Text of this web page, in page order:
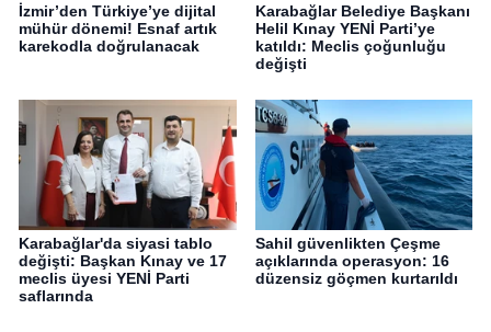
İzmir’den Türkiye’ye dijital
mühür dönemi! Esnaf artık
karekodla doğrulanacak
Karabağlar Belediye Başkanı
Helil Kınay YENİ Parti’ye
katıldı: Meclis çoğunluğu
değişti
Karabağlar'da siyasi tablo
değişti: Başkan Kınay ve 17
meclis üyesi YENİ Parti
saflarında
Sahil güvenlikten Çeşme
açıklarında operasyon: 16
düzensiz göçmen kurtarıldı